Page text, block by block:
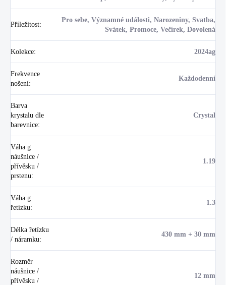
Příležitost:
Pro sebe, Významné události, Narozeniny, Svatba,
Svátek, Promoce, Večírek, Dovolená
Kolekce: 2024ag
Frekvence
nošení:
Každodenní
Barva
krystalu dle
barevnice:
Crystal
Váha g
náušnice /
přívěsku /
prstenu:
1.19
Váha g
řetízku:
1.3
Délka řetízku
/ náramku:
430 mm + 30 mm
Rozměr
náušnice /
přívěsku /
12 mm